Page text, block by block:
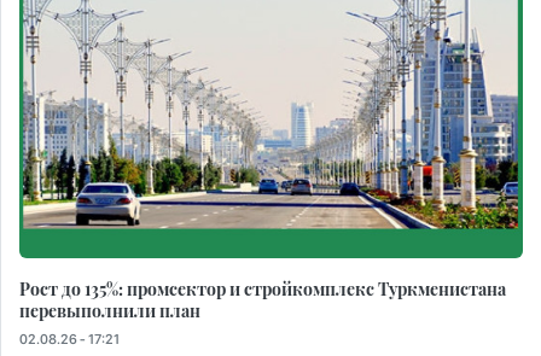
Рост до 135%: промсектор и стройкомплекс Туркменистана
перевыполнили план
02.08.26 - 17:21